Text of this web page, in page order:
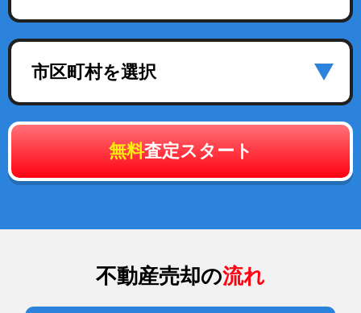
市区町村を選択
無料査定スタート
不動産売却の流れ